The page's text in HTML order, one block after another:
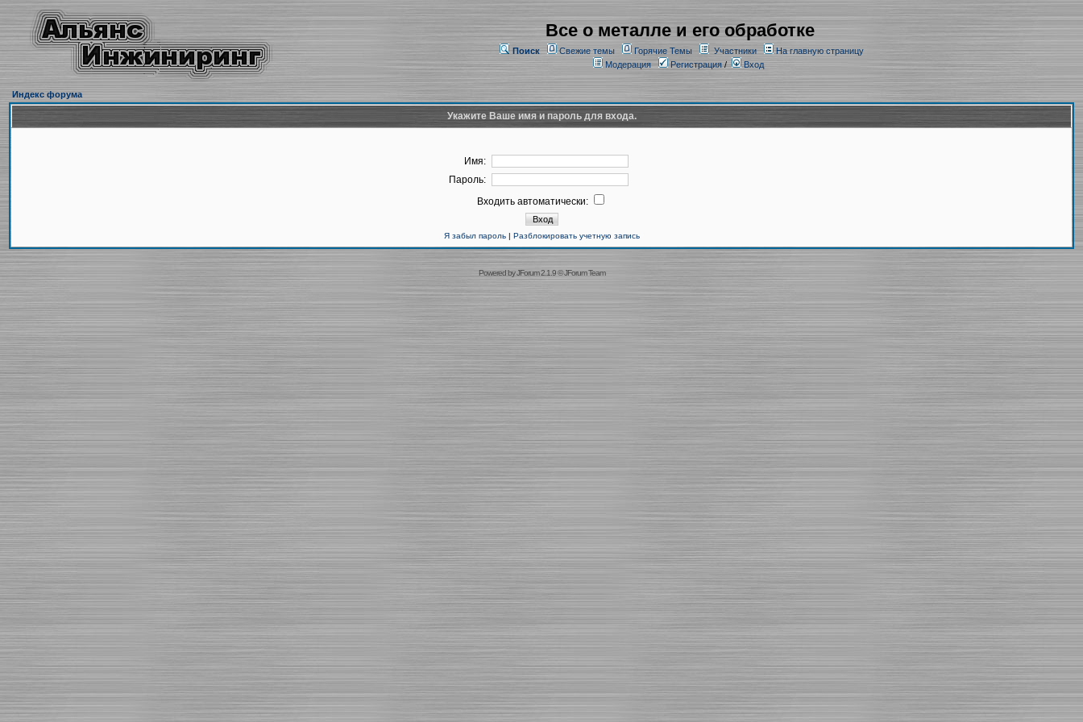
Все о металле и его обработке
Поиск Свежие темы Горячие Темы Участники
На главную страницу
Модерация
Регистрация/ Вход
Индекс форума
Укажите Ваше имя и пароль для входа.
Имя:
Пароль:
Входить автоматически:
Я забыл пароль| Разблокировать учетную запись
Powered byJForum 2.1.9©JForum Team